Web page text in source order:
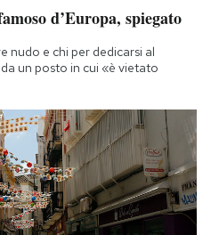
d’Europa, spiegato
nudo e chi per dedicarsi al
un posto in cui «è vietato